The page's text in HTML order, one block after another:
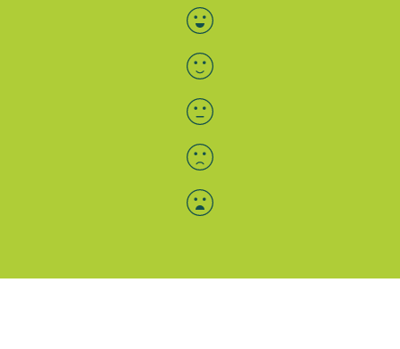
Bewertung auswählen